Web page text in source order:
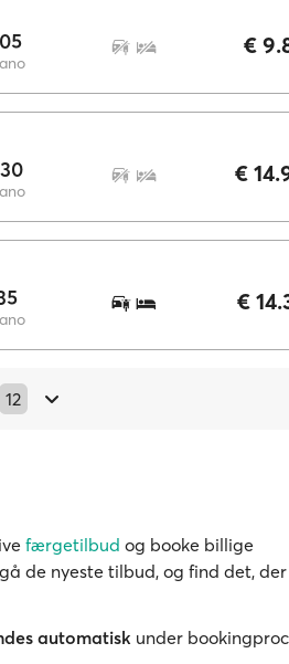
€
€
€
12
færgetilbud og booke billige
de nyeste tilbud, og find det,
automatisk under